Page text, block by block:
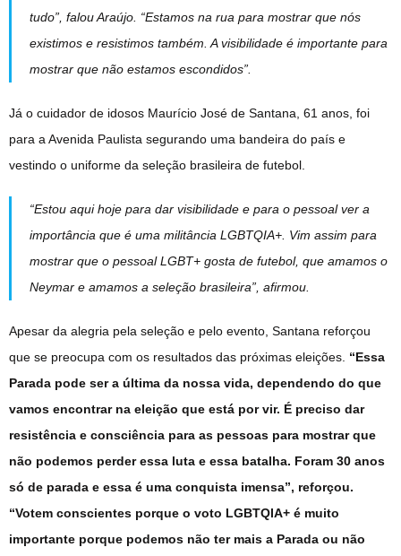
tudo”, falou Araújo. “Estamos na rua para mostrar que nós
existimos e resistimos também. A visibilidade é importante para
mostrar que não estamos escondidos”.
Já o cuidador de idosos Maurício José de Santana, 61 anos, foi
para a Avenida Paulista segurando uma bandeira do país e
vestindo o uniforme da seleção brasileira de futebol.
“Estou aqui hoje para dar visibilidade e para o pessoal ver a
importância que é uma militância LGBTQIA+. Vim assim para
mostrar que o pessoal LGBT+ gosta de futebol, que amamos o
Neymar e amamos a seleção brasileira”, afirmou.
Apesar da alegria pela seleção e pelo evento, Santana reforçou
que se preocupa com os resultados das próximas eleições. “Essa
Parada pode ser a última da nossa vida, dependendo do que
vamos encontrar na eleição que está por vir. É preciso dar
resistência e consciência para as pessoas para mostrar que
não podemos perder essa luta e essa batalha. Foram 30 anos
só de parada e essa é uma conquista imensa”, reforçou.
“Votem conscientes porque o voto LGBTQIA+ é muito
importante porque podemos não ter mais a Parada ou não